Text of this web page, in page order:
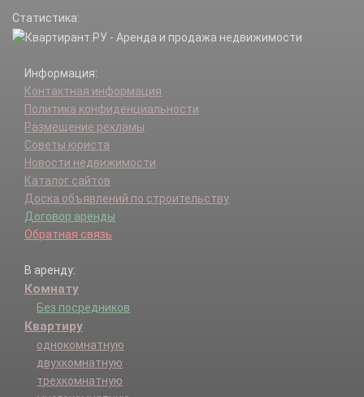
Статистика:
Информация:
Контактная информация
Политика конфиденциальности
Размещение рекламы
Советы юриста
Новости недвижимости
Каталог сайтов
Доска объявлений по строительству
Договор аренды
Обратная связь
В аренду:
Комнату
Без посредников
Квартиру
однокомнатную
двухкомнатную
трехкомнатную